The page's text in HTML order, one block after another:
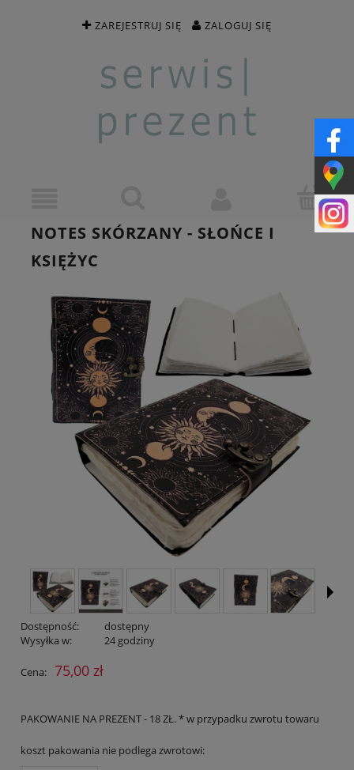
ZAREJESTRUJ SIĘ ZALOGUJ SIĘ
NOTES SKÓRZANY - SŁOŃCE I
KSIĘŻYC
Dostępność:
dostępny
Wysyłka w:
24 godziny
Cena: 75,00 zł
PAKOWANIE NA PREZENT - 18 ZŁ. * w przypadku zwrotu towaru
koszt pakowania nie podlega zwrotowi: